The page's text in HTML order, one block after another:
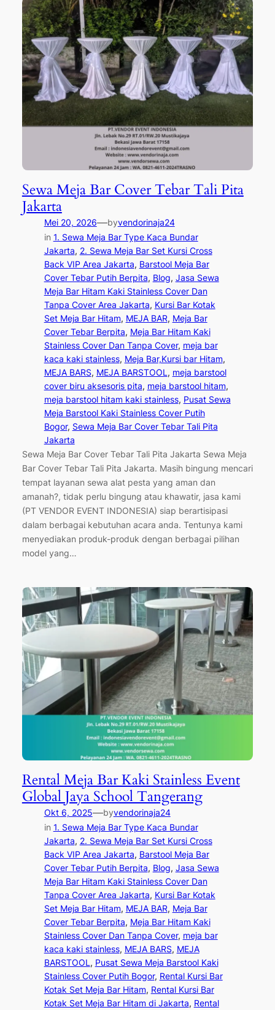
Sewa Meja Bar Cover Tebar Tali Pita
Jakarta
Mei 20, 2026—byvendorinaja24
in 1. Sewa Meja Bar Type Kaca Bundar
Jakarta, 2. Sewa Meja Bar Set Kursi Cross
Back VIP Area Jakarta, Barstool Meja Bar
Cover Tebar Putih Berpita, Blog, Jasa Sewa
Meja Bar Hitam Kaki Stainless Cover Dan
Tanpa Cover Area Jakarta, Kursi Bar Kotak
Set Meja Bar Hitam, MEJA BAR, Meja Bar
Cover Tebar Berpita, Meja Bar Hitam Kaki
Stainless Cover Dan Tanpa Cover, meja bar
kaca kaki stainless, Meja Bar,Kursi bar Hitam
MEJA BARS, MEJA BARSTOOL, meja barstool
cover biru aksesoris pita, meja barstool hitam
meja barstool hitam kaki stainless, Pusat Sewa
Meja Barstool Kaki Stainless Cover Putih
Bogor, Sewa Meja Bar Cover Tebar Tali Pita
Jakarta
Sewa Meja Bar Cover Tebar Tali Pita Jakarta Sewa Meja
Bar Cover Tebar Tali Pita Jakarta. Masih bingung mencari
tempat layanan sewa alat pesta yang aman dan
amanah?, tidak perlu bingung atau khawatir, jasa kami
(PT VENDOR EVENT INDONESIA) siap berartisipasi
dalam berbagai kebutuhan acara anda. Tentunya kami
menyediakan produk-produk dengan berbagai pilihan
model yang…
Rental Meja Bar Kaki Stainless Event
Global Jaya School Tangerang
Okt 6, 2025—byvendorinaja24
in 1. Sewa Meja Bar Type Kaca Bundar
Jakarta, 2. Sewa Meja Bar Set Kursi Cross
Back VIP Area Jakarta, Barstool Meja Bar
Cover Tebar Putih Berpita, Blog, Jasa Sewa
Meja Bar Hitam Kaki Stainless Cover Dan
Tanpa Cover Area Jakarta, Kursi Bar Kotak
Set Meja Bar Hitam, MEJA BAR, Meja Bar
Cover Tebar Berpita, Meja Bar Hitam Kaki
Stainless Cover Dan Tanpa Cover, meja bar
kaca kaki stainless, MEJA BARS, MEJA
BARSTOOL, Pusat Sewa Meja Barstool Kaki
Stainless Cover Putih Bogor, Rental Kursi Bar
Kotak Set Meja Bar Hitam, Rental Kursi Bar
Kotak Set Meja Bar Hitam di Jakarta, Rental